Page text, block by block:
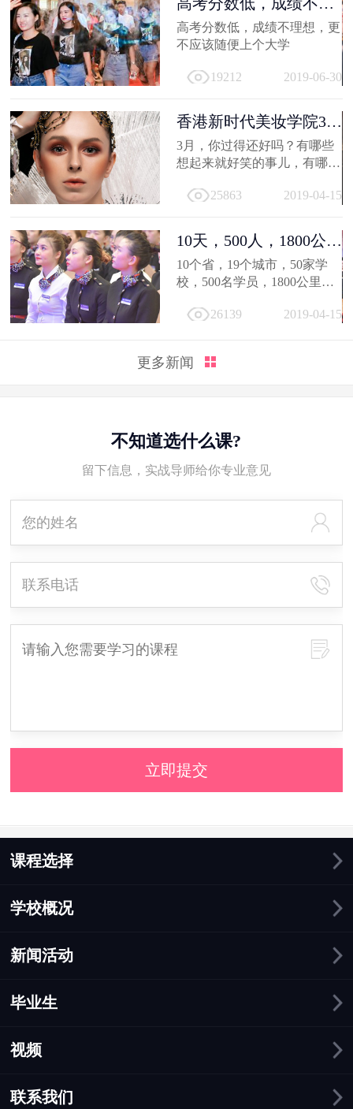
想，更不应...
高考分数低，成绩不理想，更
不应该随便上个大学
19212 2019-06-30
香港新时代美妆学院3月
作品选，...
3月，你过得还好吗？有哪些
想起来就好笑的事儿，有哪值
住...
25863 2019-04-15
10天，500人，1800公
里；不负韶...
10个省，19个城市，50家学
校，500名学员，1800公里，
地方...26139 2019-04-15
更多新闻
不知道选什么课?
留下信息，实战导师给你专业意见
立即提交
课程选择
学校概况
新闻活动
毕业生
视频
联系我们